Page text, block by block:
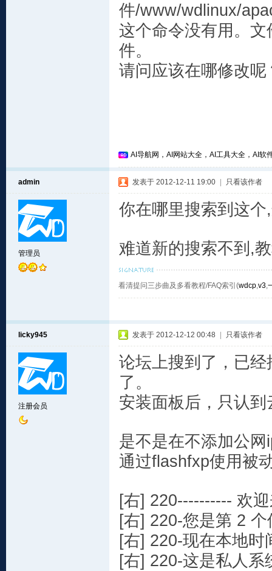
件/www/wdlinux/
这个命令没有用。
件。
请问应该在哪修改呢
AI导航网，AI网站大全，AI工具大全，AI软
admin
管理员
发表于 2012-12-11 19:00 只看该作者
你在哪里搜索到这
难道新的搜索不到,
看清提问三步曲及多看教程/FAQ索引(wdcp,v3,
licky945
注册会员
发表于 2012-12-12 00:48 只看该作者
论坛上搜到了，已
了。
安装面板后，只认
是不是在不添加公
通过flashfxp使用被
[右] 220---------- 欢
[右] 220-您是第 2
[右] 220-现在本地
[右] 220-这是私人